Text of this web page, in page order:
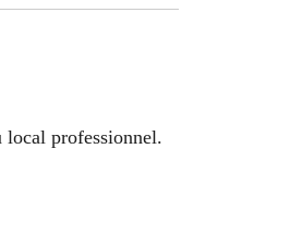
local professionnel.